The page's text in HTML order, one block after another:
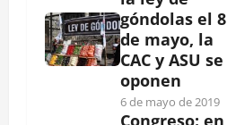
góndolas el 8
de mayo, la
CAC y ASU se
oponen
6 de mayo de 2019
Congreso: en